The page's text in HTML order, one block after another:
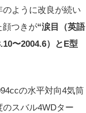
のように改良が続い
顔つきが“涙目（英語
〜2004.6）とE型
の水平対向4気筒
スバル4WDター